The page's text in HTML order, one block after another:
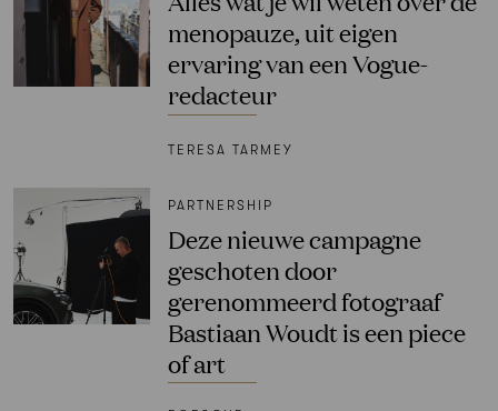
menopauze, uit eigen
ervaring van een Vogue-
redacteur
TERESA TARMEY
PARTNERSHIP
Deze nieuwe campagne
geschoten door
gerenommeerd fotograaf
Bastiaan Woudt is een piece
of art